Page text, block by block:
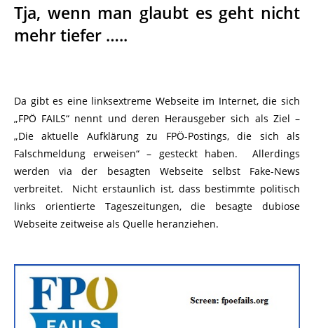
Tja, wenn man glaubt es geht nicht
mehr tiefer …..
Da gibt es eine linksextreme Webseite im Internet, die sich
„FPÖ FAILS“ nennt und deren Herausgeber sich als Ziel –
„Die aktuelle Aufklärung zu FPÖ-Postings, die sich als
Falschmeldung erweisen“ – gesteckt haben. Allerdings
werden via der besagten Webseite selbst Fake-News
verbreitet. Nicht erstaunlich ist, dass bestimmte politisch
links orientierte Tageszeitungen, die besagte dubiose
Webseite zeitweise als Quelle heranziehen.